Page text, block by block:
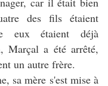
des fils étaient
eux étaient déjà
Marçal a été arrêté,
un autre frère.
sa mère s'est mise à